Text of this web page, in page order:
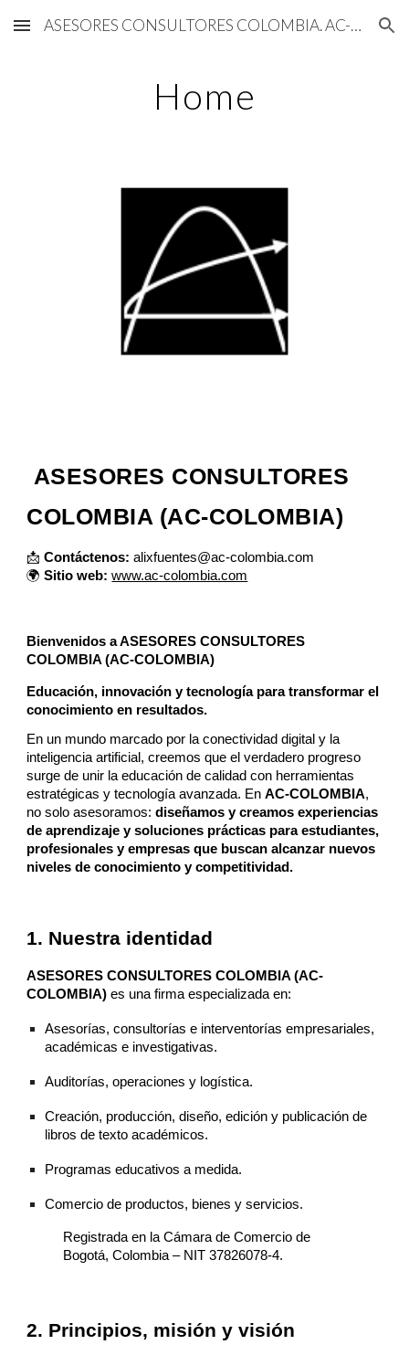
Skip to main content Skip to navigation
ASESORES CONSULTORES COLOMBIA. AC-COLOMBIA
Home
ASESORES CONSULTORES
COLOMBIA (AC-COLOMBIA)
📩Contáctenos: alixfuentes@ac-colombia.com
🌍Sitio web: www.ac-colombia.com
Bienvenidos a ASESORES CONSULTORES
COLOMBIA (AC-COLOMBIA)
Educación, innovación y tecnología para transformar el
conocimiento en resultados.
En un mundo marcado por la conectividad digital y la
inteligencia artificial, creemos que el verdadero progreso
surge de unir la educación de calidad con herramientas
estratégicas y tecnología avanzada. EnAC-COLOMBIA,
no solo asesoramos:diseñamos y creamos experiencias
de aprendizaje y soluciones prácticas para estudiantes,
profesionales y empresas que buscan alcanzar nuevos
niveles de conocimiento y competitividad.
1. Nuestra identidad
ASESORES CONSULTORES COLOMBIA (AC-
COLOMBIA) es una firma especializada en:
Asesorías, consultorías e interventorías empresariales,
académicas e investigativas.
Auditorías, operaciones y logística.
Creación, producción, diseño, edición y publicación de
libros de texto académicos.
Programas educativos a medida.
Comercio de productos, bienes y servicios.
Registrada en la Cámara de Comercio de
Bogotá, Colombia – NIT 37826078-4.
2. Principios, misión y visión